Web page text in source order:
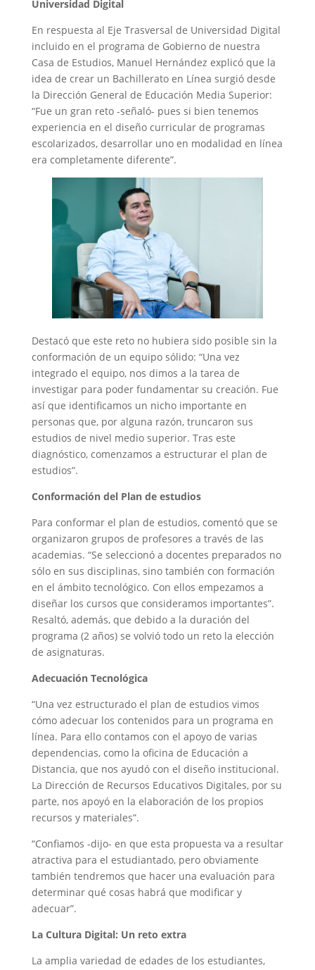
Universidad Digital
En respuesta al Eje Trasversal de Universidad Digital
incluido en el programa de Gobierno de nuestra
Casa de Estudios, Manuel Hernández explicó que la
idea de crear un Bachillerato en Línea surgió desde
la Dirección General de Educación Media Superior:
“Fue un gran reto -señaló- pues si bien tenemos
experiencia en el diseño curricular de programas
escolarizados, desarrollar uno en modalidad en línea
era completamente diferente”.
Destacó que este reto no hubiera sido posible sin la
conformación de un equipo sólido: “Una vez
integrado el equipo, nos dimos a la tarea de
investigar para poder fundamentar su creación. Fue
así que identificamos un nicho importante en
personas que, por alguna razón, truncaron sus
estudios de nivel medio superior. Tras este
diagnóstico, comenzamos a estructurar el plan de
estudios”.
Conformación del Plan de estudios
Para conformar el plan de estudios, comentó que se
organizaron grupos de profesores a través de las
academias. “Se seleccionó a docentes preparados no
sólo en sus disciplinas, sino también con formación
en el ámbito tecnológico. Con ellos empezamos a
diseñar los cursos que consideramos importantes”.
Resaltó, además, que debido a la duración del
programa (2 años) se volvió todo un reto la elección
de asignaturas.
Adecuación Tecnológica
“Una vez estructurado el plan de estudios vimos
cómo adecuar los contenidos para un programa en
línea. Para ello contamos con el apoyo de varias
dependencias, como la oficina de Educación a
Distancia, que nos ayudó con el diseño institucional.
La Dirección de Recursos Educativos Digitales, por su
parte, nos apoyó en la elaboración de los propios
recursos y materiales”.
“Confiamos -dijo- en que esta propuesta va a resultar
atractiva para el estudiantado, pero obviamente
también tendremos que hacer una evaluación para
determinar qué cosas habrá que modificar y
adecuar”.
La Cultura Digital: Un reto extra
La amplia variedad de edades de los estudiantes,